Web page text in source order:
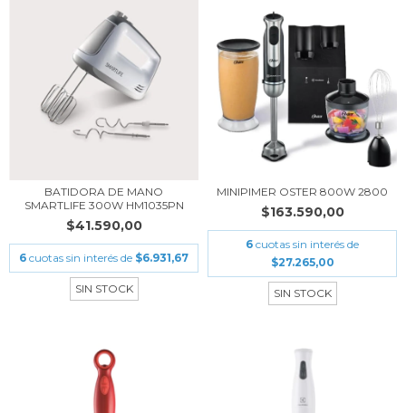
BATIDORA DE MANO
SMARTLIFE 300W HM1035PN
$41.590,00
6 cuotas sin interés de $6.931,67
SIN STOCK
MINIPIMER OSTER 800W 2800
$163.590,00
6 cuotas sin interés de
$27.265,00
SIN STOCK